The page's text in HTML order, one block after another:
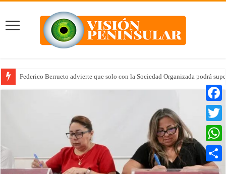
Federico Berrueto advierte que solo con la Sociedad Organizada podrá
Twitter